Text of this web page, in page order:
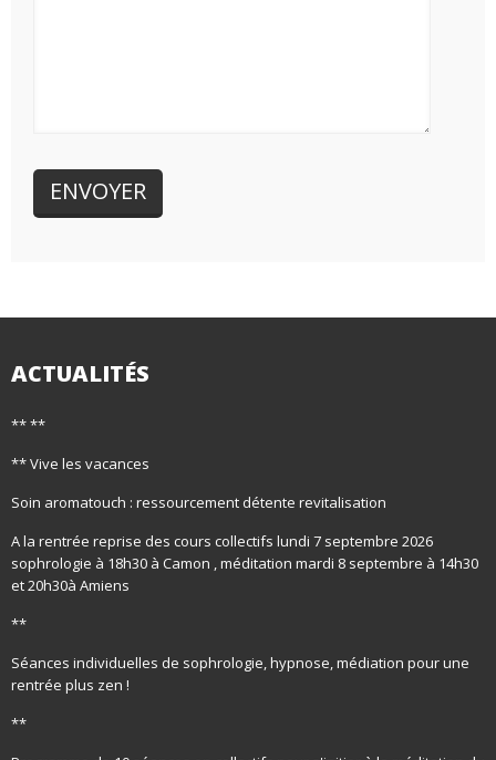
ACTUALITÉS
** **
** Vive les vacances
Soin aromatouch : ressourcement détente revitalisation
A la rentrée reprise des cours collectifs lundi 7 septembre 2026
sophrologie à 18h30 à Camon , méditation mardi 8 septembre à 14h30
et 20h30à Amiens
**
Séances individuelles de sophrologie, hypnose, médiation pour une
rentrée plus zen !
**